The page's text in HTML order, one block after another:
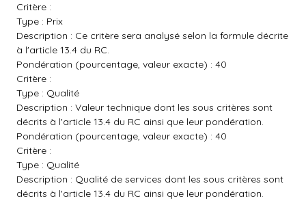
Critère :
Type : Prix
Description : Ce critère sera analysé selon la formule décrite
à l'article 13.4 du RC.
Pondération (pourcentage, valeur exacte) : 40
Critère :
Type : Qualité
Description : Valeur technique dont les sous critères sont
décrits à l'article 13.4 du RC ainsi que leur pondération.
Pondération (pourcentage, valeur exacte) : 40
Critère :
Type : Qualité
Description : Qualité de services dont les sous critères sont
décrits à l'article 13.4 du RC ainsi que leur pondération.